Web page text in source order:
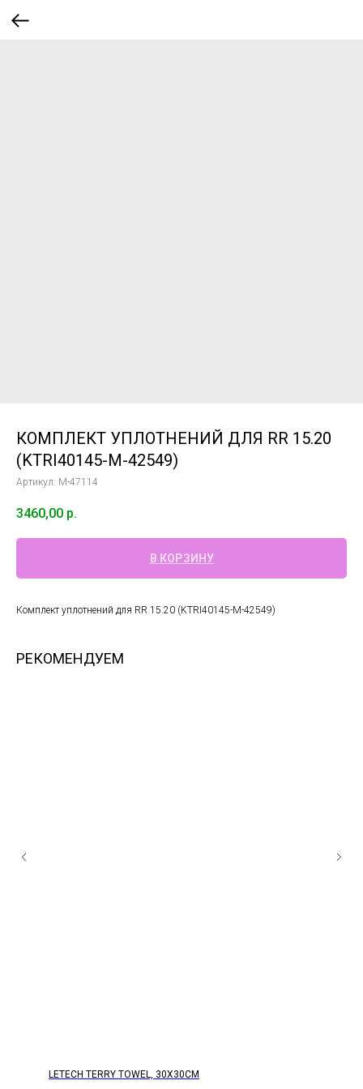
КОМПЛЕКТ УПЛОТНЕНИЙ ДЛЯ RR 15.20
(KTRI40145-М-42549)
Артикул: М-47114
3460,00 р.
В КОРЗИНУ
Комплект уплотнений для RR 15.20 (KTRI40145-М-42549)
РЕКОМЕНДУЕМ
LETECH TERRY TOWEL, 30Х30СМ